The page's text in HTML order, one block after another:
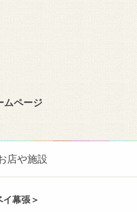
ムページ
店や施設
幕張＞